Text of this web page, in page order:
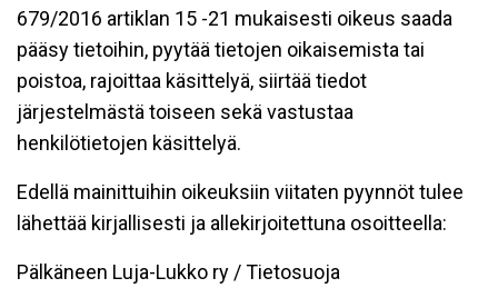
679/2016 artiklan 15 -21 mukaisesti oikeus saada
pääsy tietoihin, pyytää tietojen oikaisemista tai
poistoa, rajoittaa käsittelyä, siirtää tiedot
järjestelmästä toiseen sekä vastustaa
henkilötietojen käsittelyä.
Edellä mainittuihin oikeuksiin viitaten pyynnöt tulee
lähettää kirjallisesti ja allekirjoitettuna osoitteella:
Pälkäneen Luja-Lukko ry / Tietosuoja